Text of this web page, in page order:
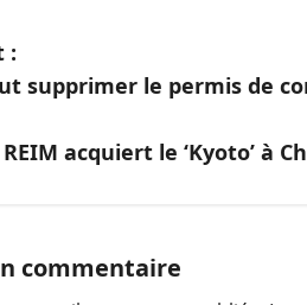
:
supprimer le permis de
acquiert le ‘Kyoto’ à
commentaire